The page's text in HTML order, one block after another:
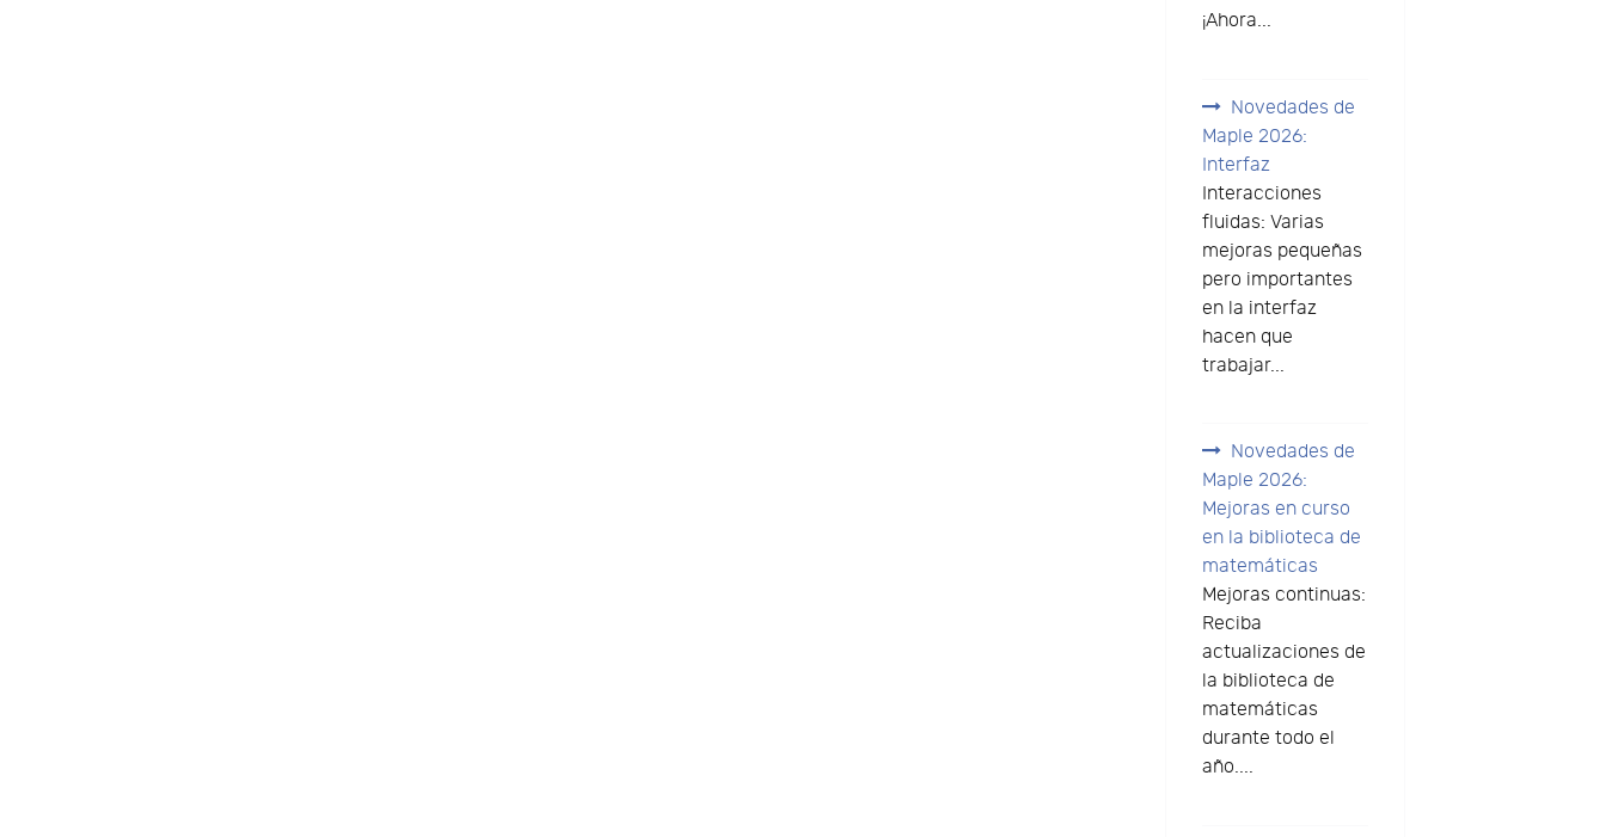
¡Ahora...
Novedades de
Maple 2026:
Interfaz
Interacciones
fluidas: Varias
mejoras pequeñas
pero importantes
en la interfaz
hacen que
trabajar...
Novedades de
Maple 2026:
Mejoras en curso
en la biblioteca de
matemáticas
Mejoras continuas:
Reciba
actualizaciones de
la biblioteca de
matemáticas
durante todo el
año....